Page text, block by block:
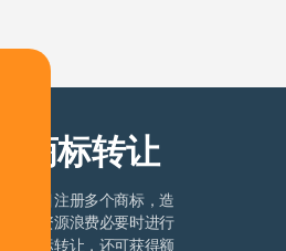
商标转让
盲目注册多个商标，造
成资源浪费必要时进行
商标转让，还可获得额